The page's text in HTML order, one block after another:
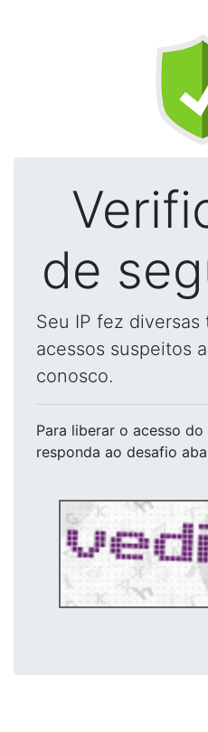
de
Seu IP fez
acessos suspeitos
conosco.
Para liberar o acesso do
responda ao desafio